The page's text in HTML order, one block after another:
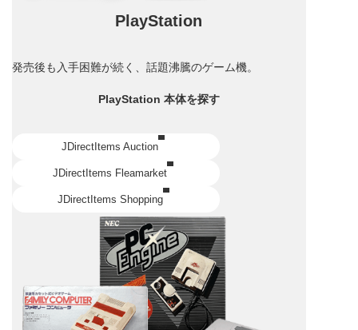
PlayStation
発売後も入手困難が続く、話題沸騰のゲーム機。
PlayStation 本体を探す
JDirectItems Auction
JDirectItems Fleamarket
JDirectItems Shopping